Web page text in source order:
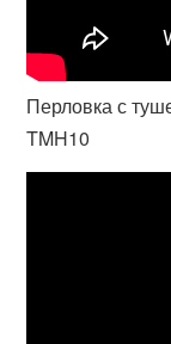
Перловка с
TMH10